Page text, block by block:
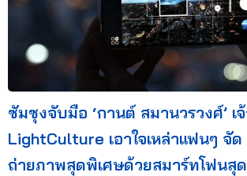
ซัมซุงจับมือ ‘กานต์ สมานวรวงศ์’ เ
LightCulture เอาใจเหล่าแฟนๆ จัด
ถ่ายภาพสุดพิเศษด้วยสมาร์ทโฟนสุ